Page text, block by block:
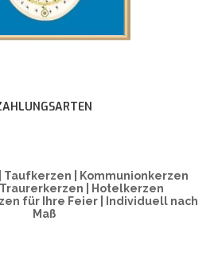
Taufkerzen | Kommunionkerzen
| Hotelkerzen
für Ihre Feier | Individuell nach
Maß